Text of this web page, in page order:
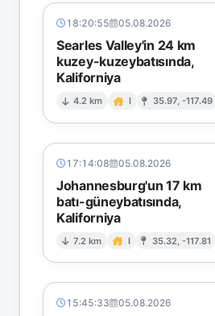
18:20:55 05.08.2026
Searles Valley'in 24 km
kuzey-kuzeybatısında,
Kaliforniya
4.2 km I 35.97, -117.49
17:14:08 05.08.2026
Johannesburg'un 17 km
batı-güneybatısında,
Kaliforniya
7.2 km I 35.32, -117.81
15:45:33 05.08.2026